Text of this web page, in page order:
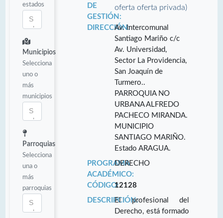
estados
Municipios
Selecciona
uno o
más
municipios
Parroquias
Selecciona
una o
más
parroquias
DE
GESTIÓN:
oferta oferta privada)
DIRECCIÓN:Av. Intercomunal
Santiago Mariño c/c
Av. Universidad,
Sector La Providencia,
San Joaquín de
Turmero..
PARROQUIA NO
URBANA ALFREDO
PACHECO MIRANDA.
MUNICIPIO
SANTIAGO MARIÑO.
Estado ARAGUA.
PROGRAMA
ACADÉMICO:
DERECHO
CÓDIGO:12128
DESCRIPCIÓN:El profesional del
Derecho, está formado